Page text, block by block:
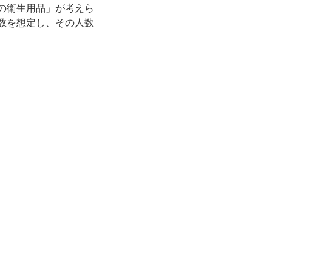
衛生用品」が考えら
を想定し、その人数